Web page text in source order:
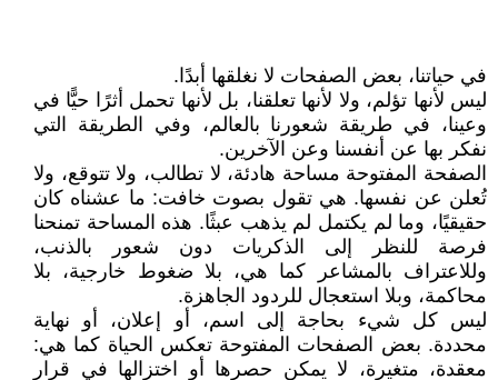
في حياتنا، بعض الصفحات لا نغلقها أبدًا.
ليس لأنها تؤلم، ولا لأنها تعلقنا، بل لأنها تحمل أثرًا حيًّا في
وعينا، في طريقة شعورنا بالعالم، وفي الطريقة التي
نفكر بها عن أنفسنا وعن الآخرين.
الصفحة المفتوحة مساحة هادئة، لا تطالب، ولا تتوقع، ولا
تُعلن عن نفسها. هي تقول بصوت خافت: ما عشناه كان
حقيقيًا، وما لم يكتمل لم يذهب عبثًا. هذه المساحة تمنحنا
فرصة للنظر إلى الذكريات دون شعور بالذنب،
وللاعتراف بالمشاعر كما هي، بلا ضغوط خارجية، بلا
محاكمة، وبلا استعجال للردود الجاهزة.
ليس كل شيء بحاجة إلى اسم، أو إعلان، أو نهاية
محددة. بعض الصفحات المفتوحة تعكس الحياة كما هي:
معقدة، متغيرة، لا يمكن حصرها أو اختزالها في قرار